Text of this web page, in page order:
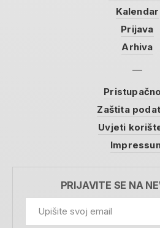
Kalendar
Prijava
Arhiva
Zaštita
Uvjeti
PRIJAVITE SE NA